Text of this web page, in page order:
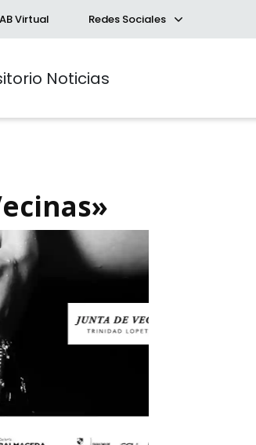
Virtual Redes Sociales
Noticias